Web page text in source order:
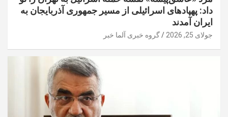
داد: پهپادهای اسرائیلی از مسیر جمهوری آذربایجان به
ایران آمدند
جولای 25, 2026 گروه خبری آلما خبر